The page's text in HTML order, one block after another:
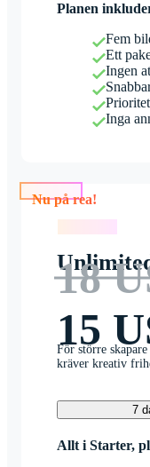
Planen
Fem
Ett
Ingen
Inga
Nu på rea!
18
15
För större
kräver kreativ
7
Allt i Starter,